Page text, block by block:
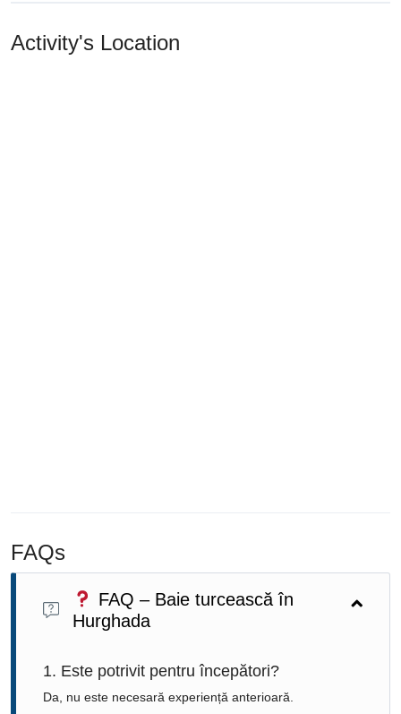
Activity's Location
FAQs
FAQ – Baie turcească în
Hurghada
1. Este potrivit pentru începători?
Da, nu este necesară experiență anterioară.